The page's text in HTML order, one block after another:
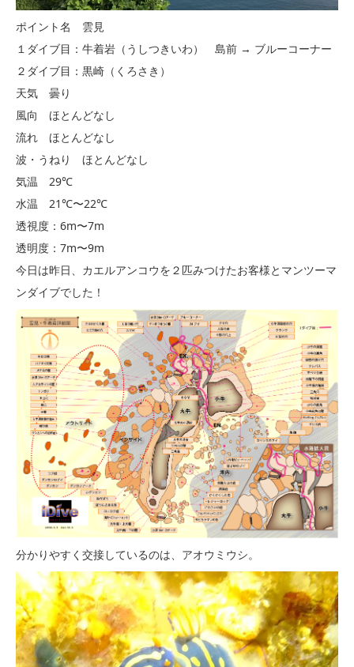
ポイント名 雲見
１ダイブ目：牛着岩（うしつきいわ） 島前 → ブルーコーナー
２ダイブ目：黒崎（くろさき）
天気 曇り
風向 ほとんどなし
流れ ほとんどなし
波・うねり ほとんどなし
気温 29℃
水温 21℃〜22℃
透視度：6m〜7m
透明度：7m〜9m
今日は昨日、カエルアンコウを２匹みつけたお客様とマンツーマ
ンダイブでした！
分かりやすく交接しているのは、アオウミウシ。